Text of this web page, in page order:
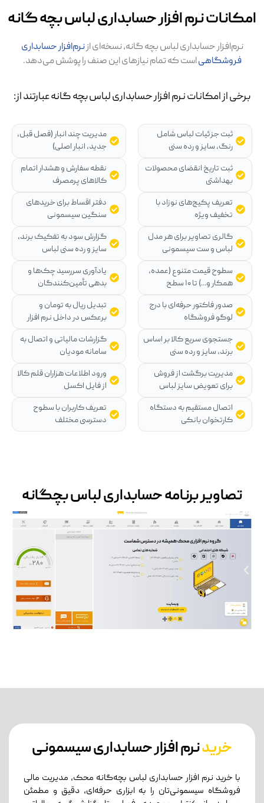
نرم افزار حسابداری لباس بچه گانه
نرم‌افزار حسابداری لباس بچه گانه، نسخه‌ای ازنرم‌افزار حسابداری
فروشگاهیاست که تمام نیازهای این صنف را پوشش می‌دهد.
از امکانات نرم افزار حسابداری لباس بچه گانه عبارتند از:
ثبت جزئیات لباس شامل
رنگ، سایز و رده سنی
ثبت تاریخ انقضای محصولات
بهداشتی
تعریف پکیج‌های نوزاد با
تخفیف ویژه
گالری تصاویر برای هر مدل
لباس و ست سیسمونی
سطوح قیمت متنوع (عمده،
همکار و...) تا ۱۰ سطح
صدور فاکتور حرفه‌ای با درج
لوگو فروشگاه
جستجوی سریع کالا بر اساس
برند، سایز و رده سنی
مدیریت برگشت از فروش
برای تعویض سایز لباس
اتصال مستقیم به دستگاه
کارتخوان بانکی
مدیریت چند انبار (فصل قبل،
جدید، انبار اصلی)
نقطه سفارش و هشدار اتمام
کالاهای پرمصرف
دفتر اقساط برای خریدهای
سنگین سیسمونی
گزارش سود به تفکیک برند،
سایز و رده سنی لباس
یادآوری سررسید چک‌ها و
بدهی تأمین‌کنندگان
تبدیل ریال به تومان و
برعکس در داخل نرم افزار
گزارشات مالیاتی و اتصال به
سامانه مودیان
ورود اطلاعات هزاران قلم کالا
از فایل اکسل
تعریف کاربران با سطوح
دسترسی مختلف
تصاویر برنامه حسابداری لباس بچگانه
خریدنرم افزار حسابداری سیسمونی
با خرید نرم افزار حسابداری لباس بچه‌گانه محک، مدیریت مالی
فروشگاه سیسمونی‌تان را به ابزاری حرفه‌ای، دقیق و مطمئن